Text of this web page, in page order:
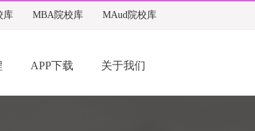
库 MBA院校库 MAud院校库
APP下载 关于我们